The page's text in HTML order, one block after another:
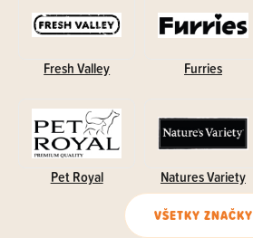
Fresh Valley Furries
Pet Royal Natures Variety
VŠETKY ZNAČKY